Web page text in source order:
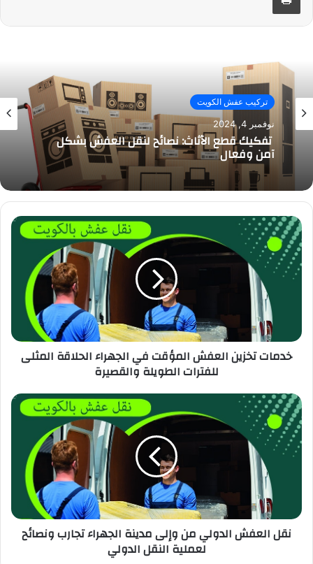
تركيب عفش الكويت
نوفمبر 4, 2024
تفكيك قطع الأثاث: نصائح لنقل العفش بشكل
آمن وفعال
خدمات تخزين العفش المؤقت في الجهراء الحلاقة المثلى
للفترات الطويلة والقصيرة
نقل العفش الدولي من وإلى مدينة الجهراء تجارب ونصائح
لعملية النقل الدولي